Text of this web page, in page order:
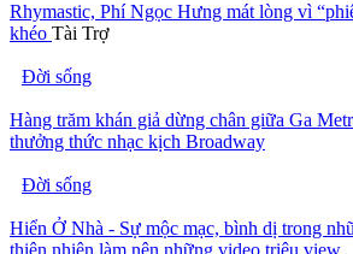
Rhymastic, Phí Ngọc Hưng mát lòng vì
khéo Tài Trợ
Đời sống
Hàng trăm khán giả dừng chân giữa Ga
thưởng thức nhạc kịch Broadway
Đời sống
Hiển Ở Nhà - Sự mộc mạc, bình dị trong